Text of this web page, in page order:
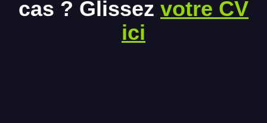
cas ? Glissez votre CV
ici